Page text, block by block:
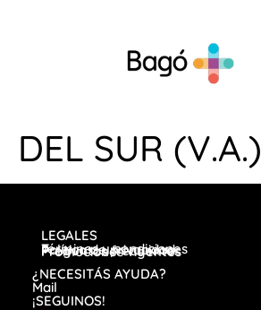
DEL SUR (V.A.)
LEGALES
Términos y condiciones
Política de privacidad
Preguntas frecuentes
Promociones vigentes
¿NECESITÁS AYUDA?
Mail
¡SEGUINOS!